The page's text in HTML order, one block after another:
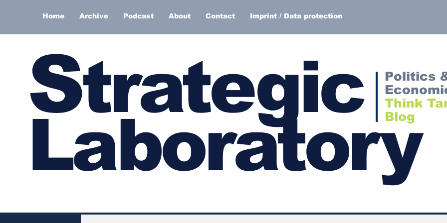
Home Archive Podcast About Contact Imprint / Data protection
Strategic
Laboratory
Politics
Think
Blog